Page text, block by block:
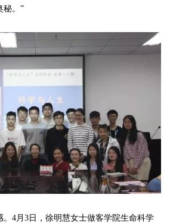
秘。”
4月3日，徐明慧女士做客学院生命科学